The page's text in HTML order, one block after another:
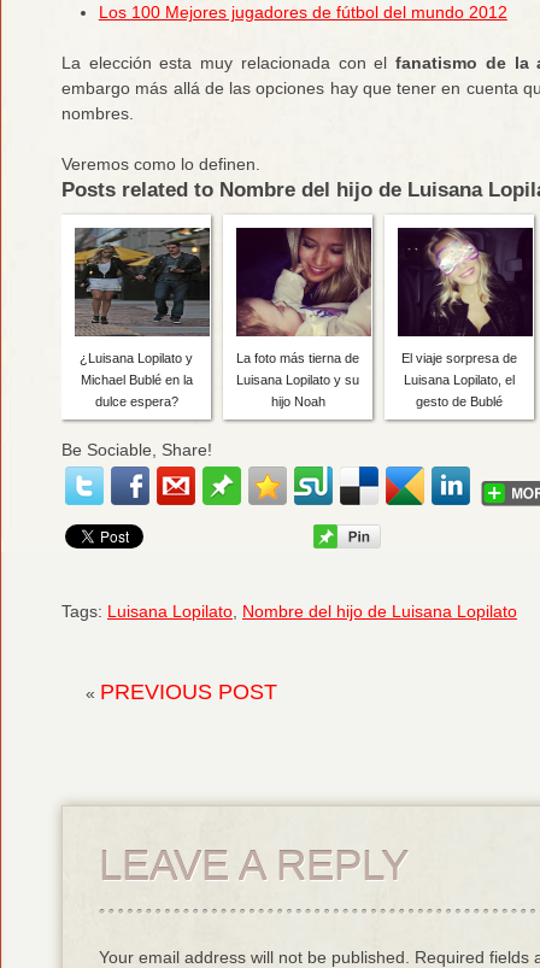
Los 100 Mejores jugadores de fútbol del mundo 2012
La elección esta muy relacionada con elfanatismo de la
embargo más allá de las opciones hay que tener en cuenta
nombres.
Veremos como lo definen.
Posts related to Nombre del hijo de Luisana
¿Luisana Lopilato y
Michael Bublé en la
dulce espera?
La foto más tierna de
Luisana Lopilato y su
hijo Noah
El viaje sorpresa de
Luisana Lopilato, el
gesto de Bublé
Be Sociable, Share!
Tags: Luisana Lopilato Nombre del hijo de Luisana Lopilato
« PREVIOUS POST
LEAVE A REPLY
Your email address will not be published. Required fields